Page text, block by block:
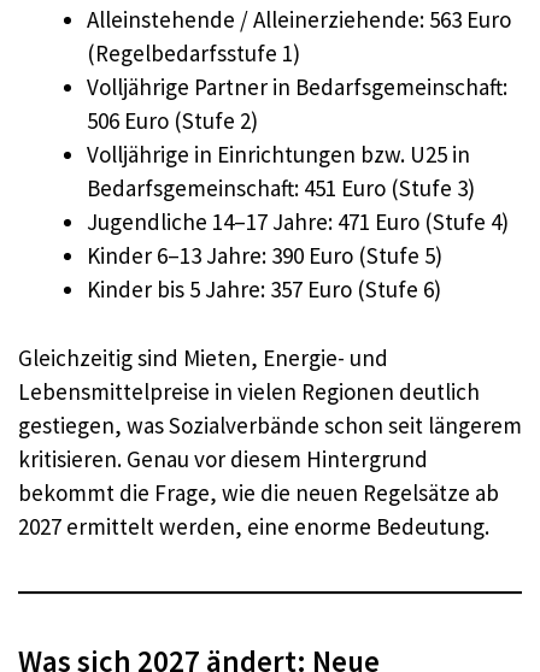
Alleinstehende / Alleinerziehende: 563 Euro
(Regelbedarfsstufe 1)
Volljährige Partner in Bedarfsgemeinschaft:
506 Euro (Stufe 2)
Volljährige in Einrichtungen bzw. U25 in
Bedarfsgemeinschaft: 451 Euro (Stufe 3)
Jugendliche 14–17 Jahre: 471 Euro (Stufe 4)
Kinder 6–13 Jahre: 390 Euro (Stufe 5)
Kinder bis 5 Jahre: 357 Euro (Stufe 6)
Gleichzeitig sind Mieten, Energie- und
Lebensmittelpreise in vielen Regionen deutlich
gestiegen, was Sozialverbände schon seit längerem
kritisieren. Genau vor diesem Hintergrund
bekommt die Frage, wie die neuen Regelsätze ab
2027 ermittelt werden, eine enorme Bedeutung.
Was sich 2027 ändert: Neue